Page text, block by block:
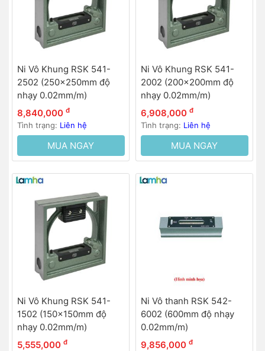
Ni Vô Khung RSK 541-
2502 (250x250mm độ
nhạy 0.02mm/m)
8,840,000 đ
Tình trạng: Liên hệ
MUA NGAY
Ni Vô Khung RSK 541-
2002 (200x200mm độ
nhạy 0.02mm/m)
6,908,000 đ
Tình trạng: Liên hệ
MUA NGAY
Ni Vô Khung RSK 541-
1502 (150x150mm độ
nhạy 0.02mm/m)
5,555,000 đ
Ni Vô thanh RSK 542-
6002 (600mm độ nhạy
0.02mm/m)
9,856,000 đ